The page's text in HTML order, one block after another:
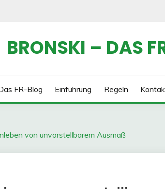
BRONSKI – DAS
FR-Blog Einführung Regeln
von unvorstellbarem Ausmaß